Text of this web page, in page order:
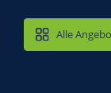
MAIL & CLOUD